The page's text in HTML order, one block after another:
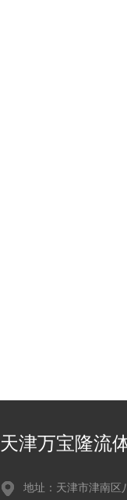
天津万宝隆流
地址：天津市津南区